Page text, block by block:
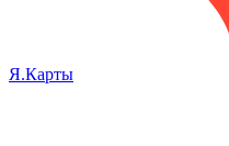
Я.Карты